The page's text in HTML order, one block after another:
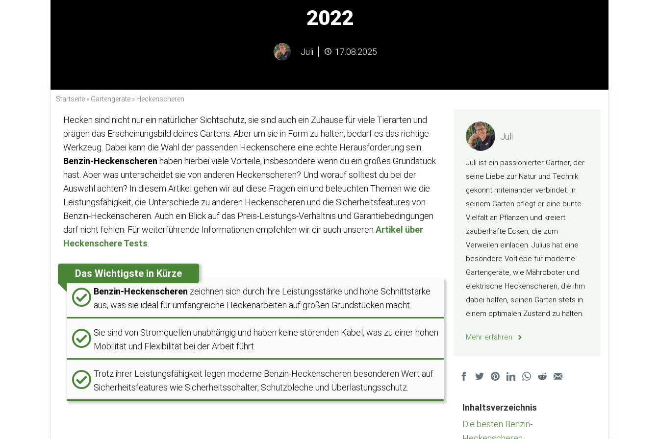
2022
Juli 17.08.2025
Startseite » Gartengeräte » Heckenscheren
Hecken sind nicht nur ein natürlicher Sichtschutz, sie sind auch ein Zuhause für viele Tierarten und
prägen das Erscheinungsbild deines Gartens. Aber um sie in Form zu halten, bedarf es das richtige
Werkzeug. Dabei kann die Wahl der passenden Heckenschere eine echte Herausforderung sein.
Benzin-Heckenscheren haben hierbei viele Vorteile, insbesondere wenn du ein großes Grundstück
hast. Aber was unterscheidet sie von anderen Heckenscheren? Und worauf solltest du bei der
Auswahl achten? In diesem Artikel gehen wir auf diese Fragen ein und beleuchten Themen wie die
Leistungsfähigkeit, die Unterschiede zu anderen Heckenscheren und die Sicherheitsfeatures von
Benzin-Heckenscheren. Auch ein Blick auf das Preis-Leistungs-Verhältnis und Garantiebedingungen
darf nicht fehlen. Für weiterführende Informationen empfehlen wir dir auch unseren Artikel über
Heckenschere Tests
Das Wichtigste in Kürze
Benzin-Heckenscheren zeichnen sich durch ihre Leistungsstärke und hohe Schnittstärke
aus, was sie ideal für umfangreiche Heckenarbeiten auf großen Grundstücken macht.
Sie sind von Stromquellen unabhängig und haben keine störenden Kabel, was zu einer hohen
Mobilität und Flexibilität bei der Arbeit führt.
Trotz ihrer Leistungsfähigkeit legen moderne Benzin-Heckenscheren besonderen Wert auf
Sicherheitsfeatures wie Sicherheitsschalter, Schutzbleche und Überlastungsschutz.
Juli
Juli ist ein passionierter Gärtner, der
seine Liebe zur Natur und Technik
gekonnt miteinander verbindet. In
seinem Garten pflegt er eine bunte
Vielfalt an Pflanzen und kreiert
zauberhafte Ecken, die zum
Verweilen einladen. Julius hat eine
besondere Vorliebe für moderne
Gartengeräte, wie Mähroboter und
elektrische Heckenscheren, die ihm
dabei helfen, seinen Garten stets in
einem optimalen Zustand zu halten.
Mehr erfahren
Inhaltsverzeichnis
Die besten Benzin-